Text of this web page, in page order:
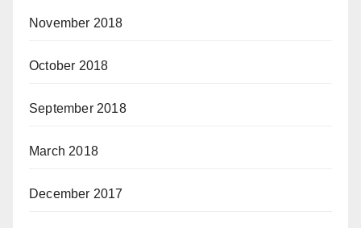
November 2018
October 2018
September 2018
March 2018
December 2017